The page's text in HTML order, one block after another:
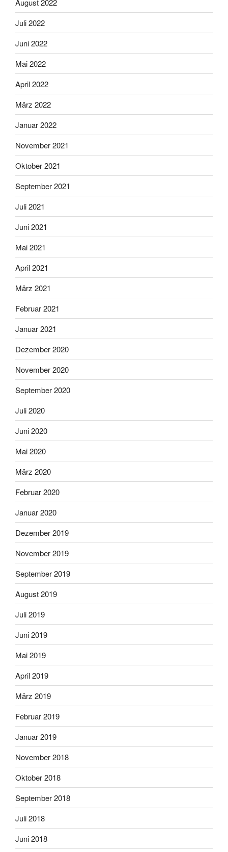
Juli 2022
Juni 2022
Mai 2022
April 2022
März 2022
Januar 2022
November 2021
Oktober 2021
September 2021
Juli 2021
Juni 2021
Mai 2021
April 2021
März 2021
Februar 2021
Januar 2021
Dezember 2020
November 2020
September 2020
Juli 2020
Juni 2020
Mai 2020
März 2020
Februar 2020
Januar 2020
Dezember 2019
November 2019
September 2019
August 2019
Juli 2019
Juni 2019
Mai 2019
April 2019
März 2019
Februar 2019
Januar 2019
November 2018
Oktober 2018
September 2018
Juli 2018
Juni 2018